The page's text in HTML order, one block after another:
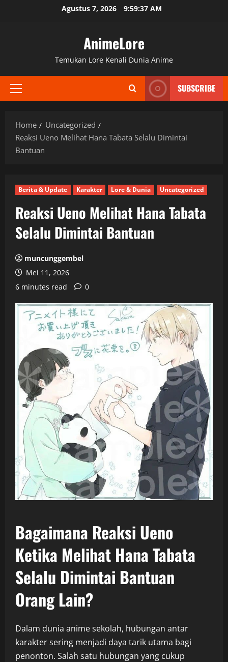
Agustus 7, 2026 9:59:38 AM
AnimeLore
Temukan Lore Kenali Dunia Anime
Primary
SUBSCRIBE
Home
Uncategorized
Reaksi Ueno Melihat Hana Tabata Selalu Dimintai
Bantuan
Berita & Update Karakter Lore & Dunia Uncategorized
Reaksi Ueno Melihat Hana Tabata
Selalu Dimintai Bantuan
muncunggembel
Mei 11, 2026
6 minutes read
0
Bagaimana Reaksi Ueno
Ketika Melihat Hana Tabata
Selalu Dimintai Bantuan
Orang Lain?
Dalam dunia anime sekolah, hubungan antar
karakter sering menjadi daya tarik utama bagi
penonton. Salah satu hubungan yang cukup